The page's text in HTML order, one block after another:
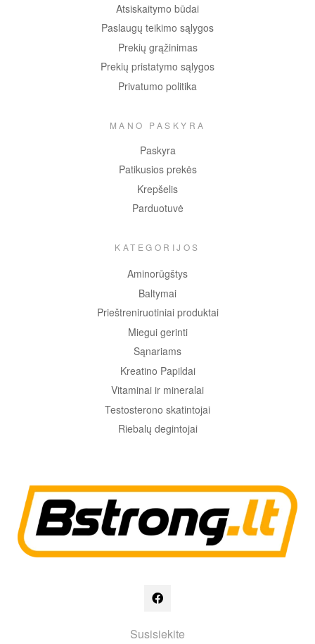
Susisiekite
Atsiskaitymo būdai
Paslaugų teikimo sąlygos
Prekių grąžinimas
Prekių pristatymo sąlygos
Privatumo politika
MANO PASKYRA
Paskyra
Patikusios prekės
Krepšelis
Parduotuvė
KATEGORIJOS
Aminorūgštys
Baltymai
Prieštreniruotiniai produktai
Miegui gerinti
Sąnariams
Kreatino Papildai
Vitaminai ir mineralai
Testosterono skatintojai
Riebalų degintojai